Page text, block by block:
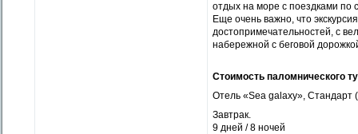
отдых на море с поездками
Еще очень важно, что
достопримечательностей, с
набережной с беговой
Стоимость паломнического
Отель «Sea galaxy», Стандарт
Завтрак.
9 дней / 8 ночей